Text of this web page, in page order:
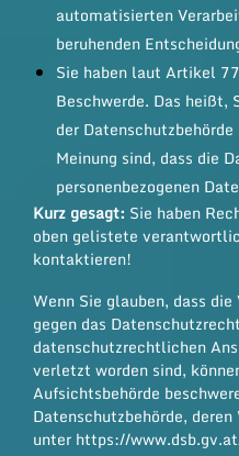
automatisierten
beruhenden
Sie haben laut Artikel
Beschwerde. Das heißt,
der
Meinung sind, dass die
personenbezogenen
Kurz gesagt: Sie haben
oben gelistete
kontaktieren!
Wenn Sie glauben, dass
gegen das
datenschutzrechtlichen
verletzt worden sind,
Aufsichtsbehörde
Datenschutzbehörde,
unter https://